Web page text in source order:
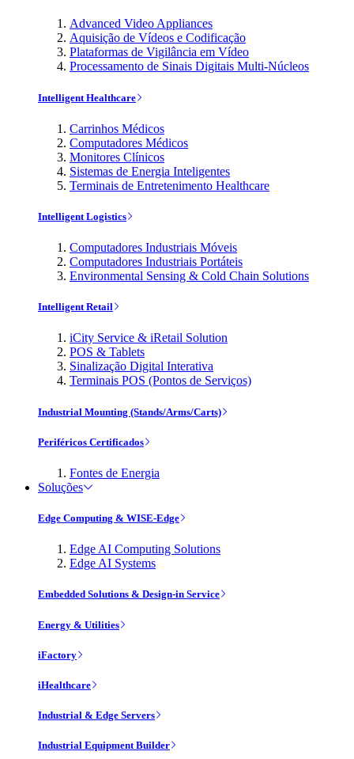
Advanced Video Appliances
Aquisição de Vídeos e Codificação
Plataformas de Vigilância em Vídeo
Processamento de Sinais Digitais Multi-Núcleos
Intelligent Healthcare
Carrinhos Médicos
Computadores Médicos
Monitores Clínicos
Sistemas de Energia Inteligentes
Terminais de Entretenimento Healthcare
Intelligent Logistics
Computadores Industriais Móveis
Computadores Industriais Portáteis
Environmental Sensing & Cold Chain Solutions
Intelligent Retail
iCity Service & iRetail Solution
POS & Tablets
Sinalização Digital Interativa
Terminais POS (Pontos de Serviços)
Industrial Mounting (Stands/Arms/Carts)
Periféricos Certificados
Fontes de Energia
Soluções
Edge Computing & WISE-Edge
Edge AI Computing Solutions
Edge AI Systems
Embedded Solutions & Design-in Service
Energy & Utilities
iFactory
iHealthcare
Industrial & Edge Servers
Industrial Equipment Builder